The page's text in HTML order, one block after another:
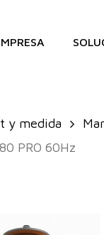
y medida
PRO 60Hz